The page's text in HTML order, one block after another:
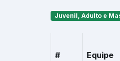
Juvenil, Adulto e
# Equipe